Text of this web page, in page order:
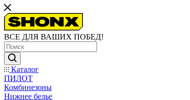
ВСЕ ДЛЯ ВАШИХ ПОБЕД!
Каталог
ПИЛОТ
Комбинезоны
Нижнее белье